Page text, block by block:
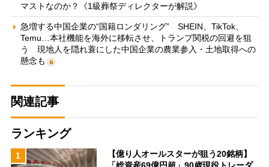
マストなのか？《1級葬祭ディレクターが解説》
急増する中国企業の“国籍ロンダリング” SHEIN、TikTok、
Temu…本社機能を海外に移転させ、トランプ関税の回避を狙
う 現地人を隠れ蓑にした中国企業の農業参入・土地取得への
懸念も
関連記事
ランキング
1
【億り人オールスターが狙う20銘柄】